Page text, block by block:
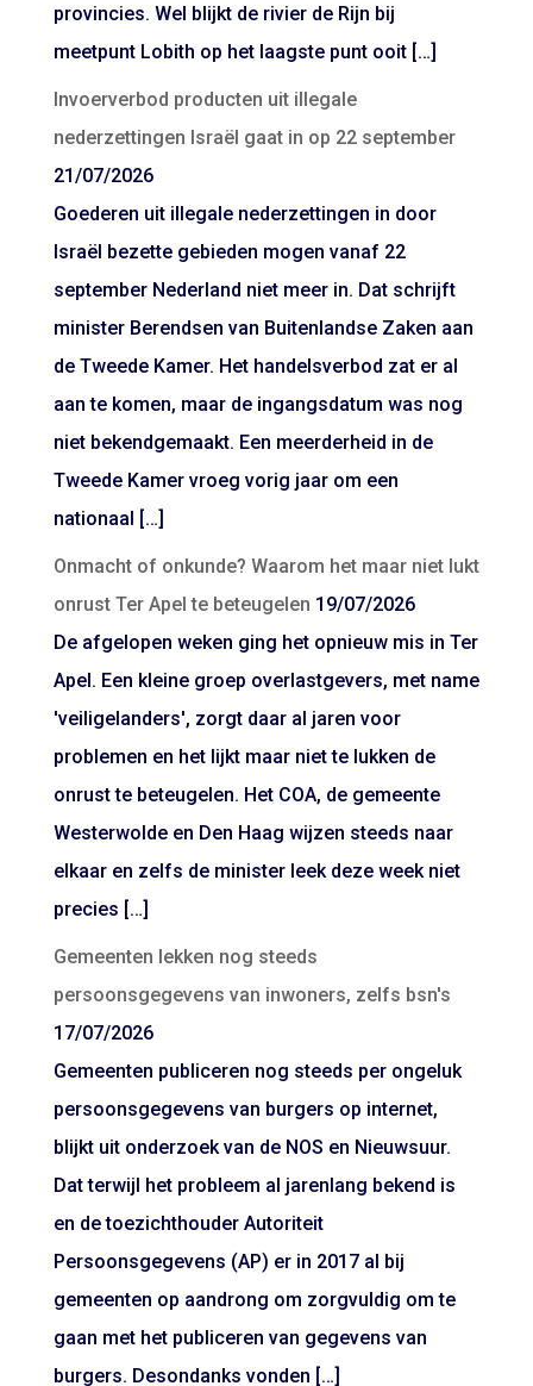
provincies. Wel blijkt de rivier de Rijn bij
meetpunt Lobith op het laagste punt ooit […]
Invoerverbod producten uit illegale
nederzettingen Israël gaat in op 22 september
21/07/2026
Goederen uit illegale nederzettingen in door
Israël bezette gebieden mogen vanaf 22
september Nederland niet meer in. Dat schrijft
minister Berendsen van Buitenlandse Zaken aan
de Tweede Kamer. Het handelsverbod zat er al
aan te komen, maar de ingangsdatum was nog
niet bekendgemaakt. Een meerderheid in de
Tweede Kamer vroeg vorig jaar om een
nationaal […]
Onmacht of onkunde? Waarom het maar niet lukt
onrust Ter Apel te beteugelen 19/07/2026
De afgelopen weken ging het opnieuw mis in Ter
Apel. Een kleine groep overlastgevers, met name
'veiligelanders', zorgt daar al jaren voor
problemen en het lijkt maar niet te lukken de
onrust te beteugelen. Het COA, de gemeente
Westerwolde en Den Haag wijzen steeds naar
elkaar en zelfs de minister leek deze week niet
precies […]
Gemeenten lekken nog steeds
persoonsgegevens van inwoners, zelfs bsn's
17/07/2026
Gemeenten publiceren nog steeds per ongeluk
persoonsgegevens van burgers op internet,
blijkt uit onderzoek van de NOS en Nieuwsuur.
Dat terwijl het probleem al jarenlang bekend is
en de toezichthouder Autoriteit
Persoonsgegevens (AP) er in 2017 al bij
gemeenten op aandrong om zorgvuldig om te
gaan met het publiceren van gegevens van
burgers. Desondanks vonden […]